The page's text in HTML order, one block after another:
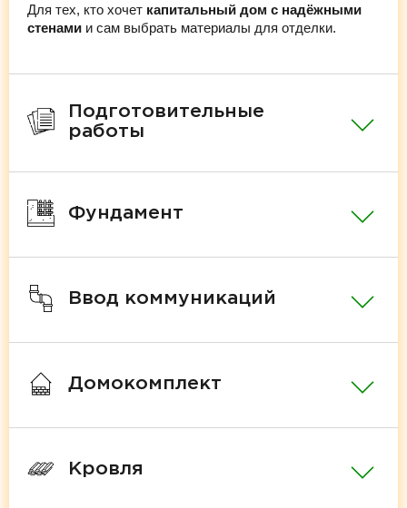
Для тех, кто хочет капитальный дом с надёжными
стенами и сам выбрать материалы для отделки.
Подготовительные
работы
Фундамент
Ввод коммуникаций
Домокомплект
Кровля